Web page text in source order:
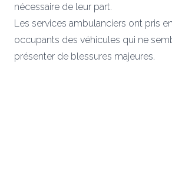
nécessaire de leur part.
Les services ambulanciers ont pris
occupants des véhicules qui ne
présenter de blessures majeures.